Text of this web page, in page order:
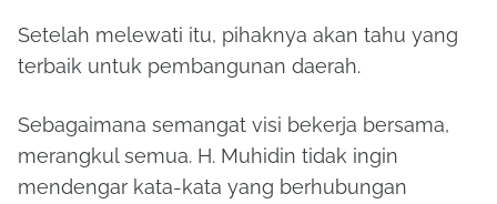
Setelah melewati itu, pihaknya akan tahu yang
terbaik untuk pembangunan daerah.
Sebagaimana semangat visi bekerja bersama,
merangkul semua. H. Muhidin tidak ingin
mendengar kata-kata yang berhubungan